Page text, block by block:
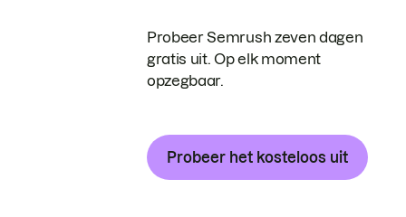
Probeer Semrush zeven dagen
gratis uit. Op elk moment
opzegbaar.
Probeer het kosteloos uit